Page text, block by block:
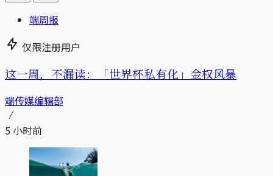
端周报
仅限注册用户
这一周，不漏读：「世界杯私有化」金权风暴
端传媒编辑部
5 小时前